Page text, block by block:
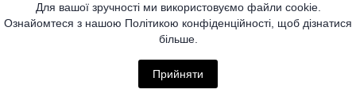
Для вашої зручності ми використовуємо файли cookie.
Ознайомтеся з нашою Політикою конфіденційності, щоб дізнатися
більше.
Прийняти